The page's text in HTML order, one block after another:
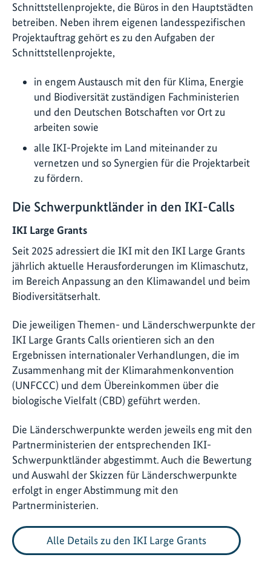
Schnittstellenprojekte, die Büros in den Hauptstädten
betreiben. Neben ihrem eigenen landesspezifischen
Projektauftrag gehört es zu den Aufgaben der
Schnittstellenprojekte,
in engem Austausch mit den für Klima, Energie
und Biodiversität zuständigen Fachministerien
und den Deutschen Botschaften vor Ort zu
arbeiten sowie
alle IKI-Projekte im Land miteinander zu
vernetzen und so Synergien für die Projektarbeit
zu fördern.
Die Schwerpunktländer in den IKI-Calls
IKI Large Grants
Seit 2025 adressiert die IKI mit den IKI Large Grants
jährlich aktuelle Herausforderungen im Klimaschutz,
im Bereich Anpassung an den Klimawandel und beim
Biodiversitätserhalt.
Die jeweiligen Themen- und Länderschwerpunkte der
IKI Large Grants Calls orientieren sich an den
Ergebnissen internationaler Verhandlungen, die im
Zusammenhang mit der Klimarahmenkonvention
(UNFCCC) und dem Übereinkommen über die
biologische Vielfalt (CBD) geführt werden.
Die Länderschwerpunkte werden jeweils eng mit den
Partnerministerien der entsprechenden IKI-
Schwerpunktländer abgestimmt. Auch die Bewertung
und Auswahl der Skizzen für Länderschwerpunkte
erfolgt in enger Abstimmung mit den
Partnerministerien.
Alle Details zu den IKI Large Grants